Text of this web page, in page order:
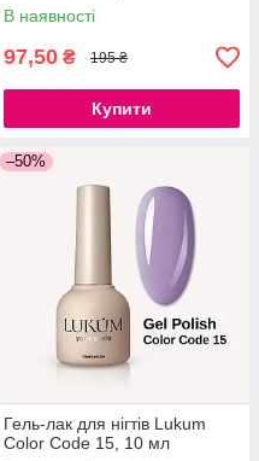
В наявності
97,50 ₴ 195 ₴
Купити
–50%
Гель-лак для нігтів Lukum
Color Code 15, 10 мл